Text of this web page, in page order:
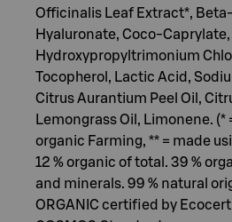
Officinalis Leaf Extract*,
Hyaluronate, Coco-
Hydroxypropyltrimonium
Tocopherol, Lactic Acid,
Citrus Aurantium Peel Oil,
Lemongrass Oil, Limonene.
organic Farming, ** = made
12 % organic of total. 39 %
and minerals. 99 % natural
ORGANIC certified by